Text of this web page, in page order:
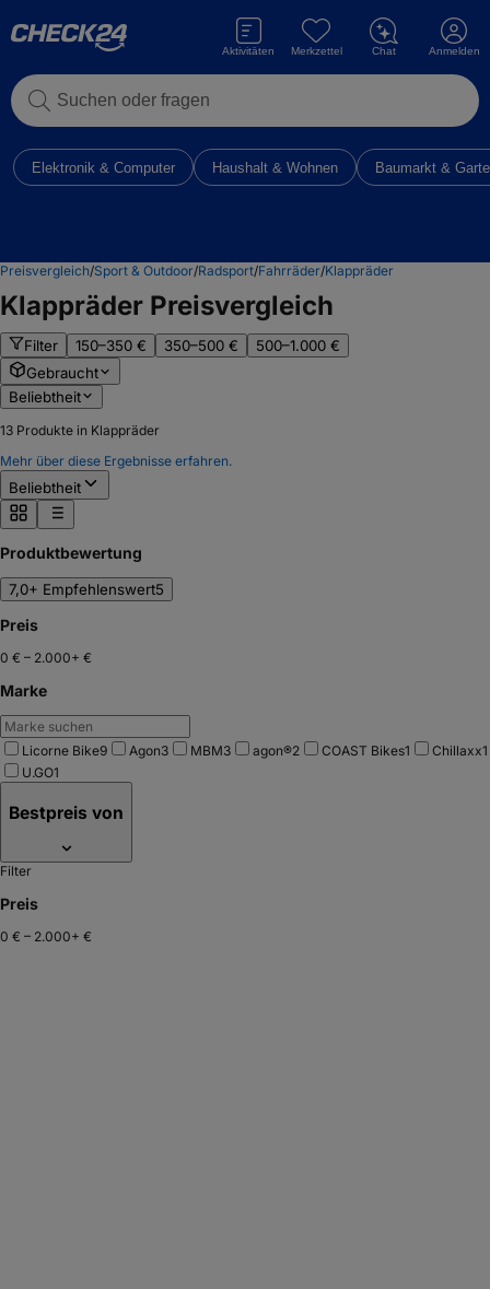
Suchen oder fragen
Aktivitäten Merkzettel Chat Anmelden
Elektronik & Computer Haushalt & Wohnen Baumarkt &
Preisvergleich/Sport & Outdoor/Radsport/Fahrräder/Klappräder
Klappräder Preisvergleich
Filter 150–350 € 350–500 €
500–1.000 €
Gebraucht
Beliebtheit
13 Produkte in Klappräder
Mehr über diese Ergebnisse erfahren.
Beliebtheit
Produktbewertung
7,0+ Empfehlenswert5
Preis
0 € – 2.000+ €
Marke
Licorne Bike9 Agon3 MBM3 agon®2 COAST Bikes1 Chillaxx1
U.GO1
Bestpreis von
Filter
Preis
0 € – 2.000+ €